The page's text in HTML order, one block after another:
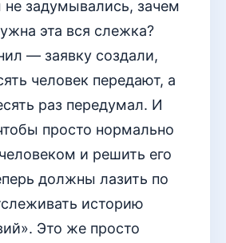
задумывались, зачем
эта вся слежка?
— заявку создали,
человек передают, а
раз передумал. И
просто нормально
и решить его
должны лазить по
историю
Это же просто